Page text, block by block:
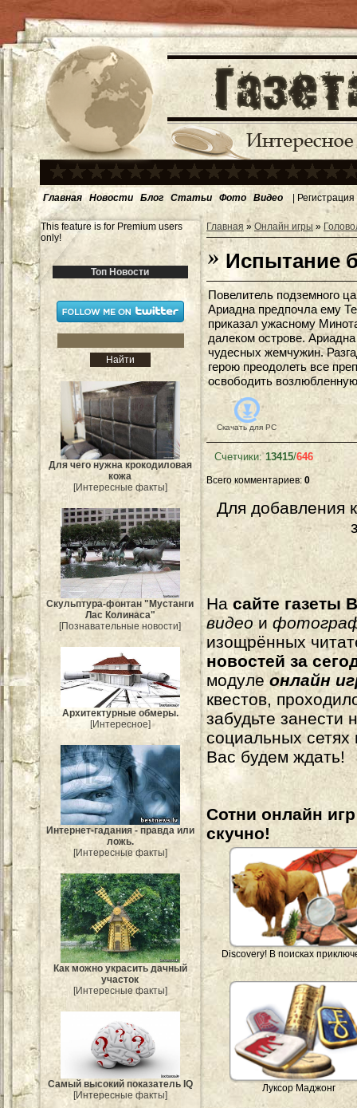
Главная Новости Блог Статьи Фото Видео | Регистрация
This feature is for Premium users
only!
Топ Новости
Для чего нужна крокодиловая
кожа
[Интересные факты]
Скульптура-фонтан "Мустанги
Лас Колинаса"
[Познавательные новости]
Архитектурные обмеры.
[Интересное]
Интернет-гадания - правда или
ложь.
[Интересные факты]
Как можно украсить дачный
участок
[Интересные факты]
Самый высокий показатель IQ
[Интересные факты]
Главная » Онлайн игры »
Испытание
Повелитель подземного
Ариадна предпочла ему
приказал ужасному
далеком острове.
чудесных жемчужин.
герою преодолеть все
освободить
Скачать для PC
Счетчики:13415/646
Всего комментариев: 0
Для добавления
На сайте газеты
видео и
изощрённых
новостей за
модуле онлайн
квестов,
забудьте
социальных
Вас будем ждать!
Сотни онлайн
скучно!
Discovery! В поисках
Луксор Маджонг